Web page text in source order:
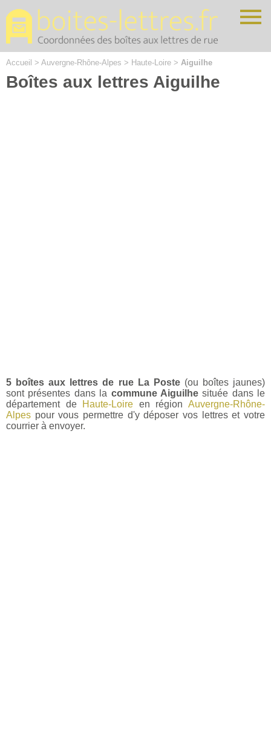
Accueil > Auvergne-Rhône-Alpes > Haute-Loire > Aiguilhe
Boîtes aux lettres Aiguilhe
5 boîtes aux lettres de rue La Poste(ou boîtes jaunes)
sont présentes dans la commune Aiguilhesituée dans le
département de
Haute-Loire en régionAuvergne-Rhône-
Alpes pour vous permettre d'y déposer vos lettres et votre
courrier à envoyer.